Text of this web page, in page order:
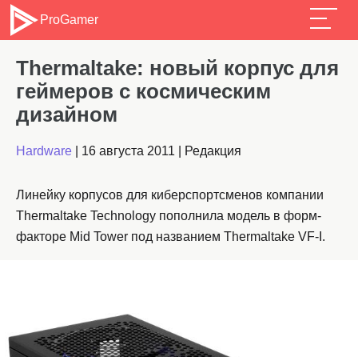
ProGamer
Thermaltake: новый корпус для
геймеров с космическим
дизайном
Hardware 16 августа 2011 Редакция
Линейку корпусов для киберспортсменов компании
Thermaltake Technology пополнила модель в форм-
факторе Mid Tower под названием Thermaltake VF-I.